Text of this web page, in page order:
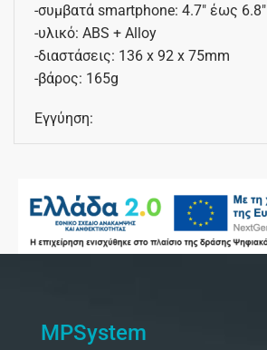
-συμβατά smartphone: 4.7″ έως 6.8″
-υλικό: ABS + Alloy
-διαστάσεις: 136 x 92 x 75mm
-βάρος: 165g
Εγγύηση:
MPSystem